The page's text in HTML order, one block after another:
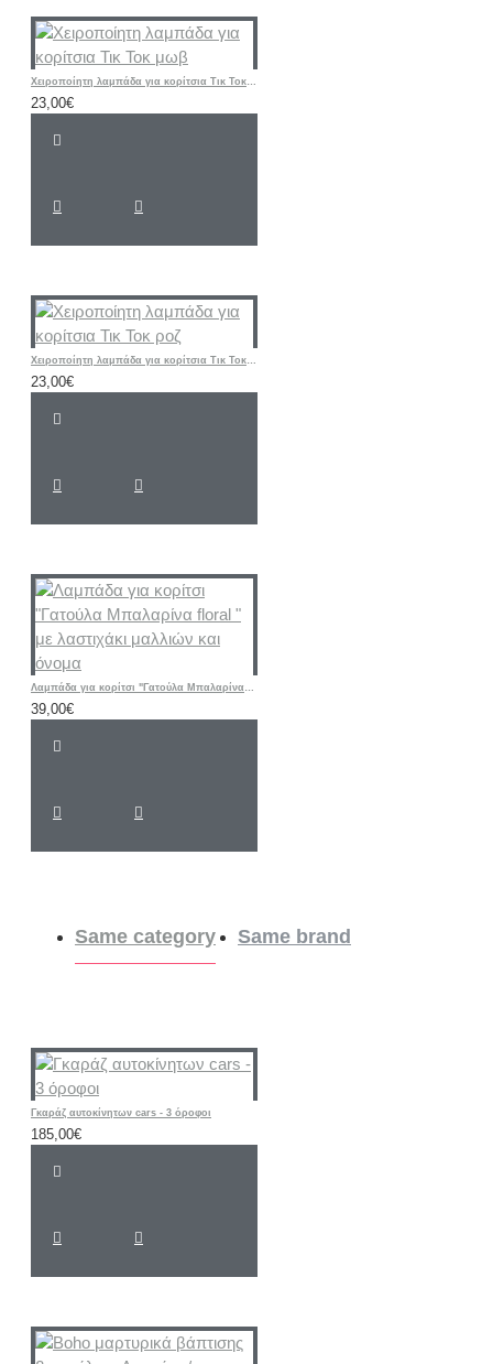
Χειροποίητη λαμπάδα για κορίτσια Τικ Τοκ μωβ
23,00€
Χειροποίητη λαμπάδα για κορίτσια Τικ Τοκ ροζ
23,00€
Λαμπάδα για κορίτσι "Γατούλα Μπαλαρίνα floral " με λαστιχάκι μαλλιών και όνομα
39,00€
Same category Same brand
Γκαράζ αυτοκίνητων cars - 3 όροφοι
185,00€